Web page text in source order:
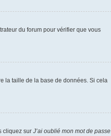
du forum pour vérifier que vous
la taille de la base de données. Si cela
cliquez sur J’ai oublié mon mot de passe